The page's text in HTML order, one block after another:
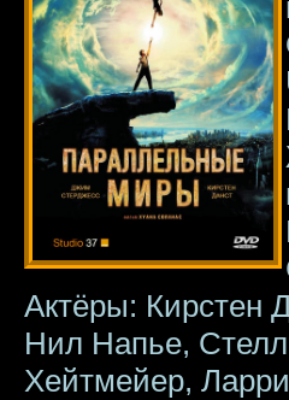
Актёры: Кирстен
Нил Напье,
Хейтмейер,